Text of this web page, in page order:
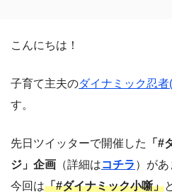
こんにちは！
子育て主夫のダイナミック忍
す。
先日ツイッターで開催した
「#
ジ」企画 （詳細はコチラ ）があ
今回は「#ダイナミック小噺」